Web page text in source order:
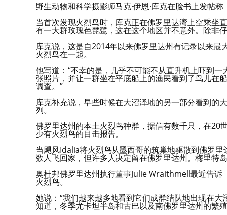
野生动物和科学摄影师马克·伊恩·库克在脸书上发帖
当首次发现火烈鸟时，库克正在佛罗里达湾上空乘坐
有一大群玫瑰色琵鹭，这在这个地区并不意外。除非
库克说，这是自2014年以来佛罗里达州有记录以来
火烈鸟在一起。
他写道：“不幸的是，几乎不可能不从直升机上吓到
张照片，并让一群坐在平底船上的渔民看到了鸟儿在
调查。”
库克补充说，早些时候在大沼泽地的另一部分看到的
列。
佛罗里达州的本土火烈鸟种群，据信有数千只，在20
少有火烈鸟的目击报告。
当飓风Idalia将火烈鸟从墨西哥的筑巢地驱散到佛罗
数人飞回家，但许多人决定留在佛罗里达州。梅里特
奥杜邦佛罗里达州执行董事Julie Wraithmell最近告
火烈鸟。
她说：“我们越来越多地看到它们成群结队地出现在
知道，冬季尤卡坦半岛和古巴以及南佛罗里达州的繁